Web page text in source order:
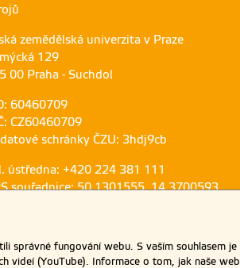
zemědělská univerzita v Praze
129
00 Praha - Suchdol
60460709
CZ60460709
datové schránky ČZU: 3hdj9cb
ústředna: +420 224 381 111
souřadnice: 50.1301555, 14.3700593
správné fungování webu. S vaším souhlasem
videí (YouTube). Informace o tom, jak naše